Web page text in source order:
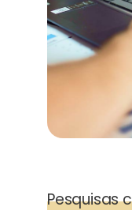
Pesquisas